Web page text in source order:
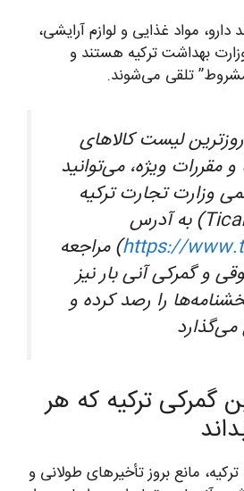
دارو، مواد غذایی و لوازم آرایشی،
بهداشت ترکیه هستند و
تلقی می‌شوند.
لیست کالاهای
و مقررات ویژه، می‌توانید
وزارت تجارت ترکیه
(Ticaret Bakanlığı) به آدرس
https://) مراجعه
و گمرکی آنی بار نیز
را رصد کرده و
می‌گذارد
گمرکی ترکیه که هر
مانع بروز تأخیرهای طولانی و